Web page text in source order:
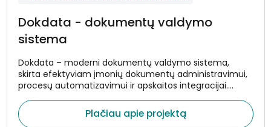
Dokdata - dokumentų valdymo
sistema
Dokdata – moderni dokumentų valdymo sistema,
skirta efektyviam įmonių dokumentų administravimui,
procesų automatizavimui ir apskaitos integracijai.
Sistema sukurta taip, kad padėtų organizacijoms
centralizuotai valdyti dokumentų srautus, optimizuoti
vidinius procesus ir sumažinti rankinio darbo apimtis.
Plačiau apie projektą